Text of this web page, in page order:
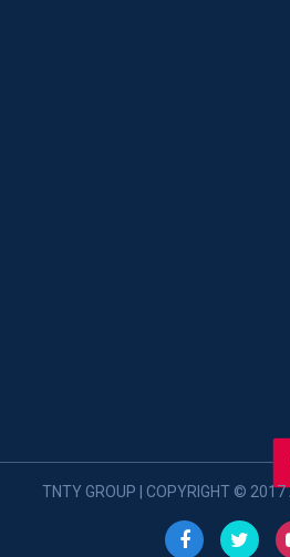
TNTY GROUP | COPYRIGHT © 2017